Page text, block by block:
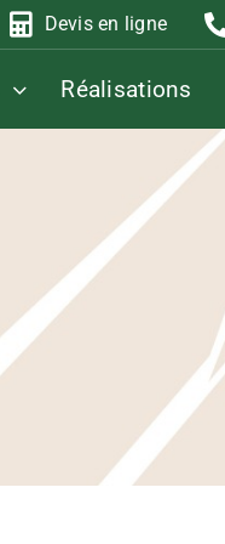
Devis en ligne
Réalisations